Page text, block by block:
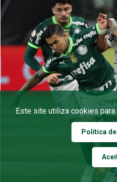
Este site utiliza cookies para
Política